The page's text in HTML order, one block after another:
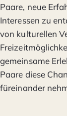
Paare, neue
Interessen zu
von kulturellen
gemeinsame
Paare diese
füreinander